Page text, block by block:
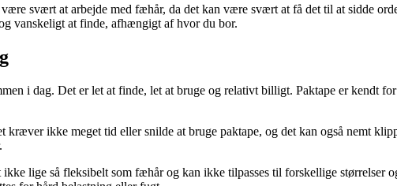
svært at arbejde med fæhår, da det kan være svært at få det til at sidde
vanskeligt at finde, afhængigt af hvor du bor.
i dag. Det er let at finde, let at bruge og relativt billigt. Paktape er kendt
kræver ikke meget tid eller snilde at bruge paktape, og det kan også nemt
lige så fleksibelt som fæhår og kan ikke tilpasses til forskellige størrelser